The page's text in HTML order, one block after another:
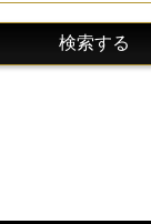
検索する